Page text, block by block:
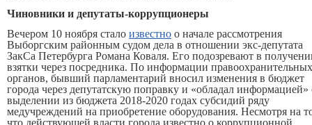
Чиновники и депутаты-коррупционеры
Вечером 10 ноября стало известно о начале рассмотрения
Выборгским районным судом дела в отношении экс-депутата
ЗакСа Петербурга Романа Коваля. Его подозревают в
взятки через посредника. По информации правоохранительных
органов, бывший парламентарий вносил изменения в бюджет
города через депутатскую поправку и «обладал информацией»
выделении из бюджета 2018-2020 годах субсидий ряду
медучреждений на приобретение оборудования. Несмотря на
что действующей власти города известно о коррупционной